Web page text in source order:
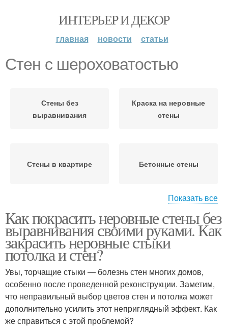
ИНТЕРЬЕР И ДЕКОР
главная новости статьи
Стен с шероховатостью
Стены без
выравнивания
Краска на неровные
стены
Стены в квартире Бетонные стены
Стен под покраску Краска для стен
Краски для стен
Показать все
Как покрасить неровные стены без
выравнивания своими руками. Как
закрасить неровные стыки
потолка и стен?
Увы, торчащие стыки — болезнь стен многих домов,
особенно после проведенной реконструкции. Заметим,
что неправильный выбор цветов стен и потолка может
дополнительно усилить этот неприглядный эффект. Как
же справиться с этой проблемой?